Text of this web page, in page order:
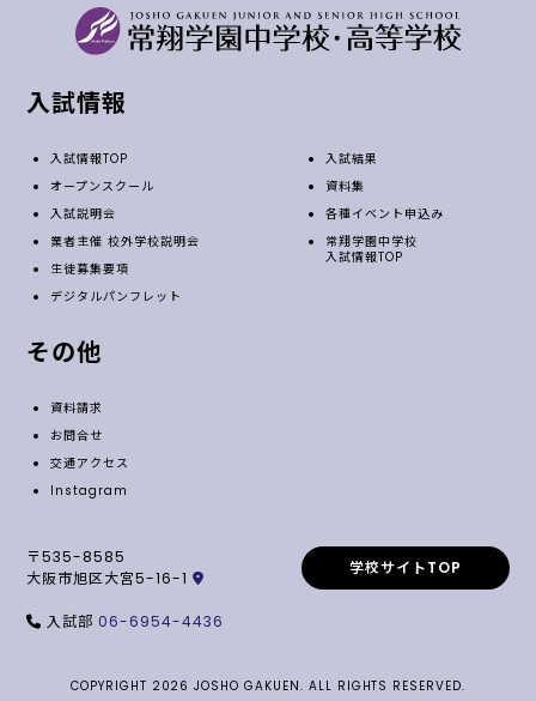
〒535-8585
大阪市旭区大宮5-16-1
入試部 06-6954-4436
学校サイトTOP
入試情報
入試情報TOP
オープンスクール
入試説明会
業者主催 校外学校説明会
生徒募集要項
デジタルパンフレット
入試結果
資料集
各種イベント申込み
常翔学園中学校
入試情報TOP
その他
資料請求
お問合せ
交通アクセス
Instagram
COPYRIGHT 2026 JOSHO GAKUEN. ALL RIGHTS RESERVED.